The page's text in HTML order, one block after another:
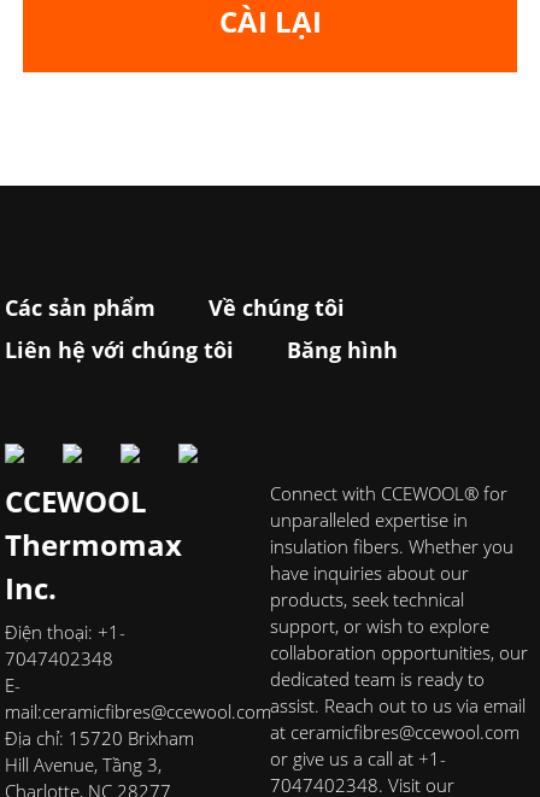
CÀI LẠI
Các sản phẩm
Về chúng tôi
Liên hệ với chúng tôi
Băng hình
CCEWOOL
Thermomax
Inc.
Điện thoại: +1-
7047402348
E-
mail:ceramicfibres@ccewool.com
Địa chỉ: 15720 Brixham
Hill Avenue, Tầng 3,
Charlotte, NC 28277
Connect with CCEWOOL® for
unparalleled expertise in
insulation fibers. Whether you
have inquiries about our
products, seek technical
support, or wish to explore
collaboration opportunities, our
dedicated team is ready to
assist. Reach out to us via email
at ceramicfibres@ccewool.com
or give us a call at +1-
7047402348. Visit our